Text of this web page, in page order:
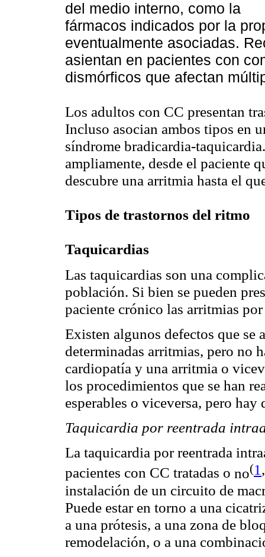
del medio interno, como la
fármacos indicados por la
eventualmente asociadas.
asientan en pacientes con
dismórficos que afectan
Los adultos con CC presentan
Incluso asocian ambos tipos en
síndrome bradicardia-
ampliamente, desde el paciente
descubre una arritmia hasta el
Tipos de trastornos del ritmo
Taquicardias
Las taquicardias son una
población. Si bien se pueden
paciente crónico las arritmias
Existen algunos defectos que se
determinadas arritmias, pero no
cardiopatía y una arritmia o
los procedimientos que se han
esperables o viceversa, pero
Taquicardia por reentrada
La taquicardia por reentrada
pacientes con CC tratadas o no(1 ,
instalación de un circuito de
Puede estar en torno a una
a una prótesis, a una zona de
remodelación, o a una